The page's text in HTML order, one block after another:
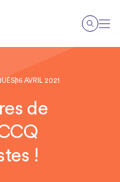
16 AVRIL 2021
de
!